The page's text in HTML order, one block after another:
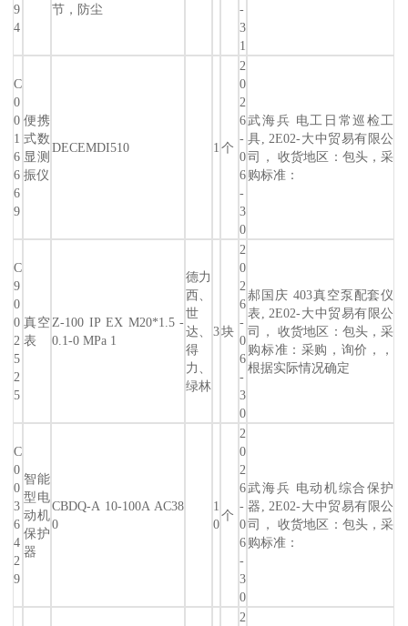
9
4
节，防尘
-
3
1
C
0
0
1
6
6
6
9
便携
式数
显测
振仪
DECEMDI510 1 个
2
0
2
6
-
0
6
-
3
0
武海兵 电工日常巡检工
具, 2E02-大中贸易有限公
司， 收货地区：包头，采
购标准：
C
9
0
0
2
5
2
5
真空
表
Z-100 IP EX M20*1.5 -
0.1-0 MPa 1
德力
西、
世
达、
得
力、
绿林
3块
2
0
2
6
-
0
6
-
3
0
郝国庆 403真空泵配套仪
表, 2E02-大中贸易有限公
司， 收货地区：包头，采
购标准：采购，询价，，
根据实际情况确定
C
0
0
3
6
4
2
9
智能
型电
动机
保护
器
CBDQ-A 10-100A AC38
0
1
0
个
2
0
2
6
-
0
6
-
3
0
武海兵 电动机综合保护
器, 2E02-大中贸易有限公
司， 收货地区：包头，采
购标准：
2